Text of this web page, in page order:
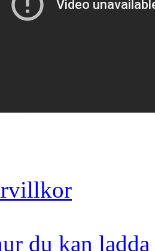
du kan